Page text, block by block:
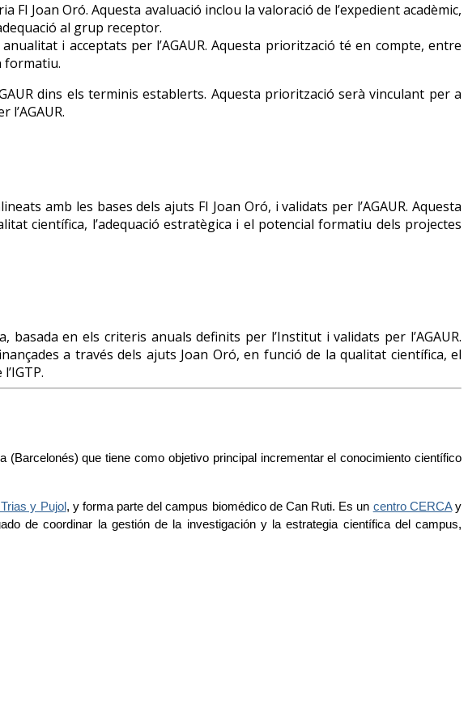
Joan Oró. Aquesta avaluació inclou la valoració de l’expedient acadèmic,
al grup receptor.
i acceptats per l’AGAUR. Aquesta priorització té en compte, entre
formatiu.
dins els terminis establerts. Aquesta priorització serà vinculant per a
amb les bases dels ajuts FI Joan Oró, i validats per l’AGAUR. Aquesta
científica, l’adequació estratègica i el potencial formatiu dels projectes
en els criteris anuals definits per l’Institut i validats per l’AGAUR.
a través dels ajuts Joan Oró, en funció de la qualitat científica, el
que tiene como objetivo principal incrementar el conocimiento científico
y Pujol, y forma parte del campus biomédico de Can Ruti. Es un centro CERCAy
de coordinar la gestión de la investigación y la estrategia científica del campus,